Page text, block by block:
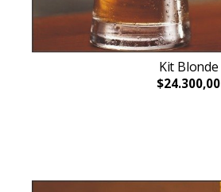
Kit Blonde
$24.300,00